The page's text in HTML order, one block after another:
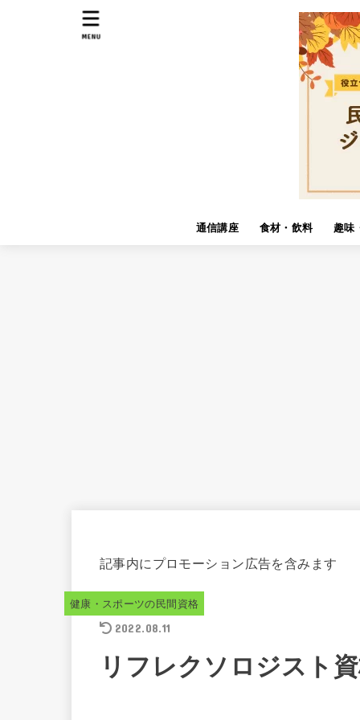
通信講座 食材・飲料 趣味
MENU
記事内にプロモーション広告を含みます
健康・スポーツの民間資格
2022.08.11
リフレクソロジスト